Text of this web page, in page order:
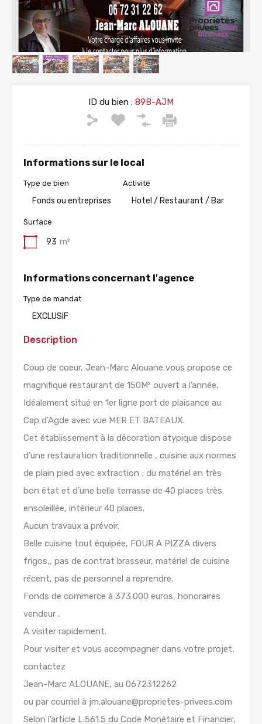
ID du bien : 89B-AJM
Informations sur le local
Type de bien
Fonds ou entreprises
Activité
Hotel / Restaurant / Bar
Surface
93 m²
Informations concernant l'agence
Type de mandat
EXCLUSIF
Description
Coup de coeur, Jean-Marc Alouane vous propose ce
magnifique restaurant de 150M² ouvert a l’année,
Idéalement situé en 1er ligne port de plaisance au
Cap d’Agde avec vue MER ET BATEAUX.
Cet établissement à la décoration atypique dispose
d’une restauration traditionnelle , cuisine aux normes
de plain pied avec extraction ; du matériel en très
bon état et d’une belle terrasse de 40 places très
ensoleillée, intérieur 40 places.
Aucun travaux a prévoir.
Belle cuisine tout équipée, FOUR A PIZZA divers
frigos,, pas de contrat brasseur, matériel de cuisine
récent, pas de personnel a reprendre.
Fonds de commerce à 373.000 euros, honoraires
vendeur .
A visiter rapidement.
Pour visiter et vous accompagner dans votre projet,
contactez
Jean-Marc ALOUANE, au 0672312262
ou par courriel à jm.alouane@proprietes-privees.com
Selon l’article L.561.5 du Code Monétaire et Financier,